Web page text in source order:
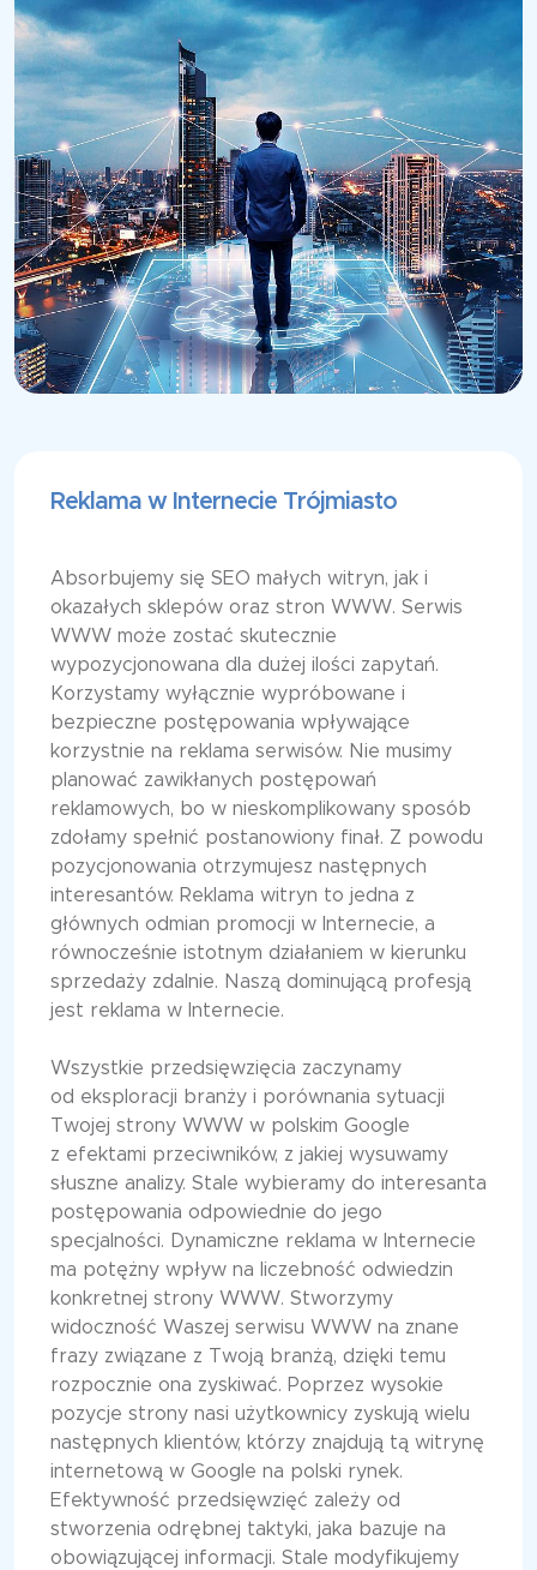
Reklama w Internecie Trójmiasto
Absorbujemy się SEO małych witryn, jak i
okazałych sklepów oraz stron WWW. Serwis
WWW może zostać skutecznie
wypozycjonowana dla dużej ilości zapytań.
Korzystamy wyłącznie wypróbowane i
bezpieczne postępowania wpływające
korzystnie na reklama serwisów. Nie musimy
planować zawikłanych postępowań
reklamowych, bo w nieskomplikowany sposób
zdołamy spełnić postanowiony finał. Z powodu
pozycjonowania otrzymujesz następnych
interesantów. Reklama witryn to jedna z
głównych odmian promocji w Internecie, a
równocześnie istotnym działaniem w kierunku
sprzedaży zdalnie. Naszą dominującą profesją
jest reklama w Internecie.
Wszystkie przedsięwzięcia zaczynamy
od eksploracji branży i porównania sytuacji
Twojej strony WWW w polskim Google
z efektami przeciwników, z jakiej wysuwamy
słuszne analizy. Stale wybieramy do interesanta
postępowania odpowiednie do jego
specjalności. Dynamiczne reklama w Internecie
ma potężny wpływ na liczebność odwiedzin
konkretnej strony WWW. Stworzymy
widoczność Waszej serwisu WWW na znane
frazy związane z Twoją branżą, dzięki temu
rozpocznie ona zyskiwać. Poprzez wysokie
pozycje strony nasi użytkownicy zyskują wielu
następnych klientów, którzy znajdują tą witrynę
internetową w Google na polski rynek.
Efektywność przedsięwzięć zależy od
stworzenia odrębnej taktyki, jaka bazuje na
obowiązującej informacji. Stale modyfikujemy